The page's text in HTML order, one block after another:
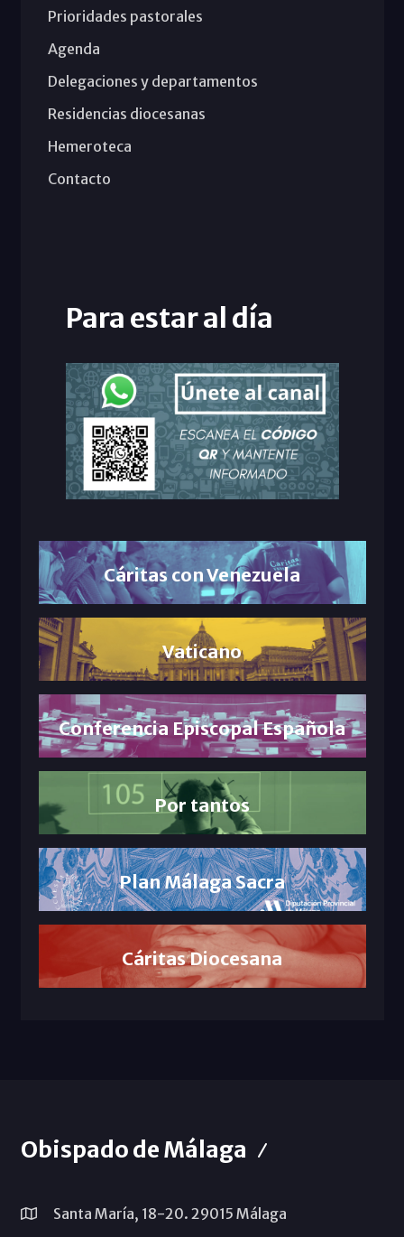
Prioridades pastorales
Agenda
Delegaciones y departamentos
Residencias diocesanas
Hemeroteca
Contacto
Para estar al día
Cáritas con Venezuela
Vaticano
Conferencia Episcopal Española
Por tantos
Plan Málaga Sacra
Cáritas Diocesana
Obispado de Málaga
Santa María, 18-20. 29015 Málaga